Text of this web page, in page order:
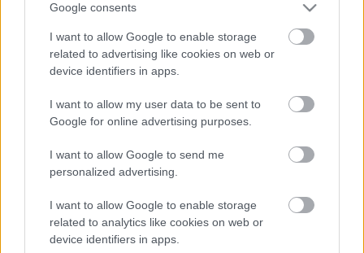
Google consents
I want to allow Google to enable storage
related to advertising like cookies on web or
device identifiers in apps.
I want to allow my user data to be sent to
Google for online advertising purposes.
I want to allow Google to send me
personalized advertising.
I want to allow Google to enable storage
related to analytics like cookies on web or
device identifiers in apps.
Paks II.: Mit jelent az 5. blokk új
mérföldköve a felülvizsgálat
árnyékában?
Fontos a postaládákba költöző
széncinegék védelme